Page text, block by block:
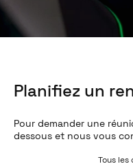
Planifiez un
Pour demander une
dessous et nous vous
Tous les